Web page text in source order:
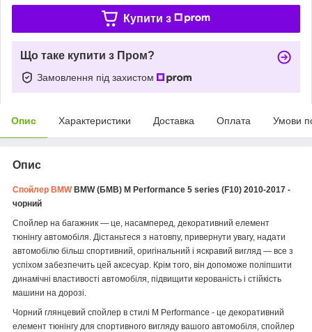
Купити з
Що таке купити з Пром?
Замовлення під захистом
Опис Характеристики Доставка Оплата Умови
Опис
Спойлер BMWBMW (БМВ) M Performance 5 series (F10) 2010-2017 -
чорний
Спойлер на багажник — це, насамперед, декоративний елемент
тюнінгу автомобіля. Дістаньтеся з натовпу, привернути увагу, надати
автомобілю більш спортивний, оригінальний і яскравий вигляд — все з
успіхом забезпечить цей аксесуар. Крім того, він допоможе поліпшити
динамічні властивості автомобіля, підвищити керованість і стійкість
машини на дорозі.
Чорний глянцевий спойлер в стилі M Performance - це декоративний
елемент тюнінгу для спортивного вигляду вашого автомобіля, спойлер